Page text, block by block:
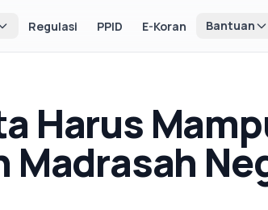
Regulasi PPID E-Koran Bantuan
Harus
Madrasah